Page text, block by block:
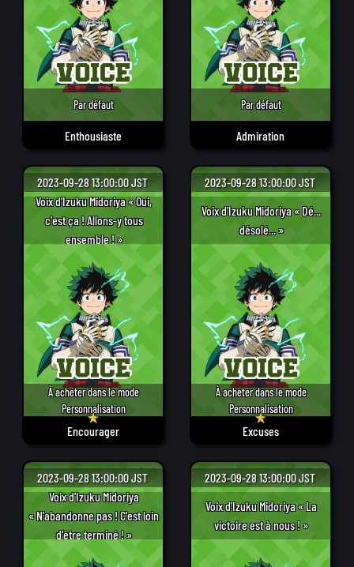
Enthousiaste
Par défaut
Admiration
Par défaut
Encourager
2023-09-28 13:00:00 JST
À acheter dans le mode
Personnalisation
Voix d'Izuku Midoriya « Oui,
c'est ça ! Allons-y tous
ensemble ! »
Excuses
2023-09-28 13:00:00 JST
À acheter dans le mode
Personnalisation
Voix d'Izuku Midoriya « Dé...
désolé... »
2023-09-28 13:00:00 JST
Voix d'Izuku Midoriya
« N'abandonne pas ! C'est loin
d'être terminé ! »
2023-09-28 13:00:00 JST
Voix d'Izuku Midoriya « La
victoire est à nous ! »